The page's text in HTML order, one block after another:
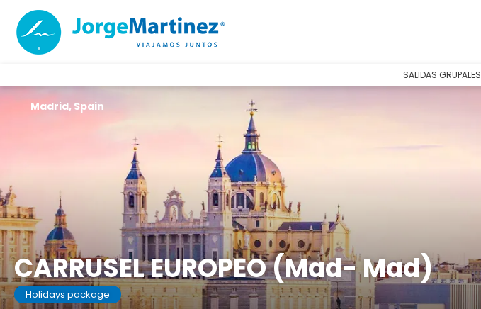
SALIDAS GRUPALES
CARRUSEL EUROPEO (Mad- Mad)
Holidays package
Madrid, Spain